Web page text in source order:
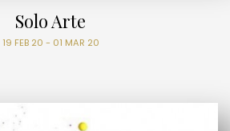
Solo Arte
19 FEB 20 - 01 MAR 20